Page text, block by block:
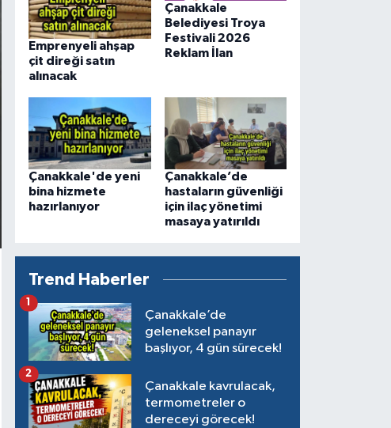
Emprenyeli ahşap
çit direği satın
alınacak
Çanakkale
Belediyesi Troya
Festivali 2026
Reklam İlan
Çanakkale'de yeni
bina hizmete
hazırlanıyor
Çanakkale’de
hastaların güvenliği
için ilaç yönetimi
masaya yatırıldı
Trend Haberler
Çanakkale’de
geleneksel panayır
başlıyor, 4 gün sürecek!
1
Çanakkale kavrulacak,
termometreler o
dereceyi görecek!
2